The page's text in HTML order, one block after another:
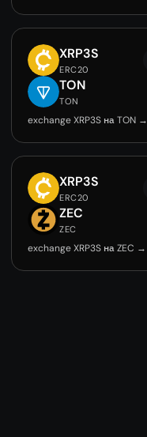
XRP3S
ERC20
TON
TON
exchange XRP3S на TON →
XRP3S
ERC20
ZEC
ZEC
exchange XRP3S на ZEC →